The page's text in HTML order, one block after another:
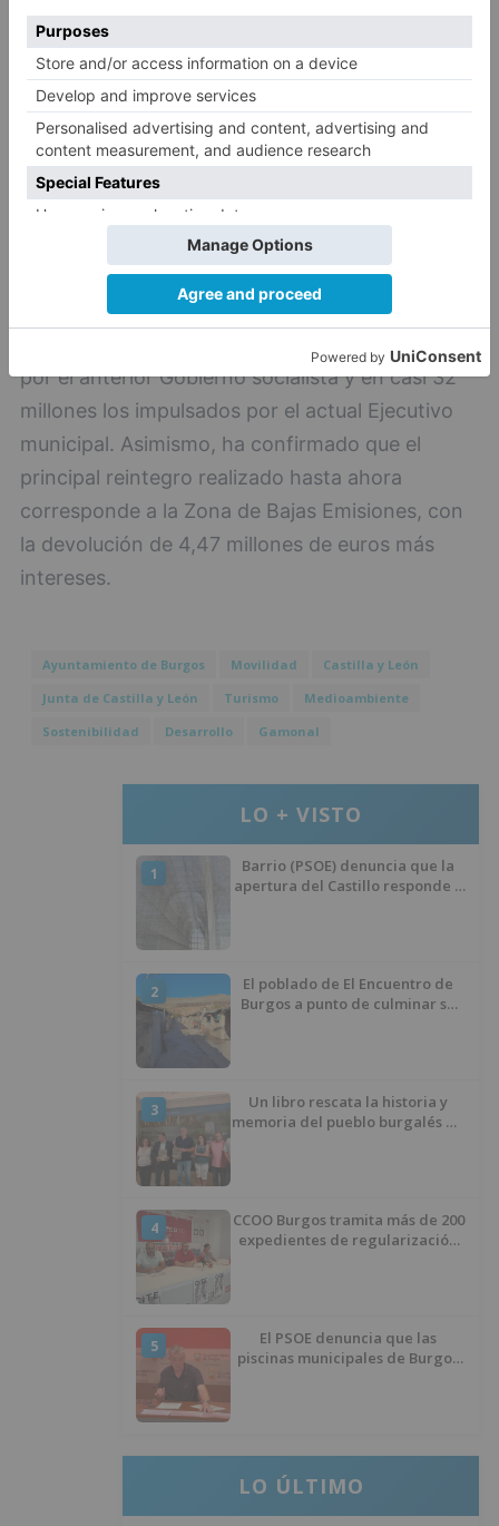
En respuesta a preguntas de los periodistas, el
concejal de Hacienda ha cifrado en 57 millones
de euros el volumen de proyectos presentados
por el anterior Gobierno socialista y en casi 32
millones los impulsados por el actual Ejecutivo
municipal. Asimismo, ha confirmado que el
principal reintegro realizado hasta ahora
corresponde a la Zona de Bajas Emisiones, con
la devolución de 4,47 millones de euros más
intereses.
Ayuntamiento de Burgos Movilidad
Castilla y León
Junta de Castilla y León
Turismo
Medioambiente
Sostenibilidad
Desarrollo Gamonal
LO + VISTO
1
Barrio (PSOE) denuncia que la
apertura del Castillo responde a
2
El poblado de El Encuentro de
Burgos a punto de culminar su
3
Un libro rescata la historia y
memoria del pueblo burgalés de
4
CCOO Burgos tramita más de 200
expedientes de regularización
5
El PSOE denuncia que las
piscinas municipales de Burgos
LO ÚLTIMO